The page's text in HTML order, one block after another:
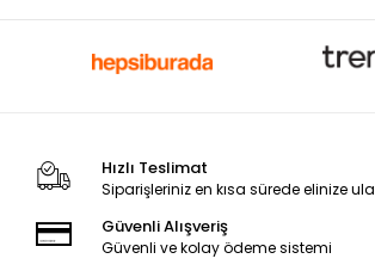
Hızlı Teslimat
Siparişleriniz en kısa sürede elinize
Güvenli Alışveriş
Güvenli ve kolay ödeme sistemi